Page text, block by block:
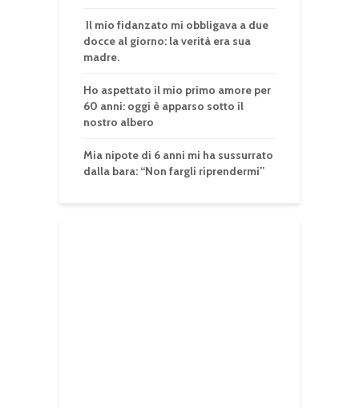
Il mio fidanzato mi obbligava a due
docce al giorno: la verità era sua
madre.
Ho aspettato il mio primo amore per
60 anni: oggi è apparso sotto il
nostro albero
Mia nipote di 6 anni mi ha sussurrato
dalla bara: “Non fargli riprendermi”